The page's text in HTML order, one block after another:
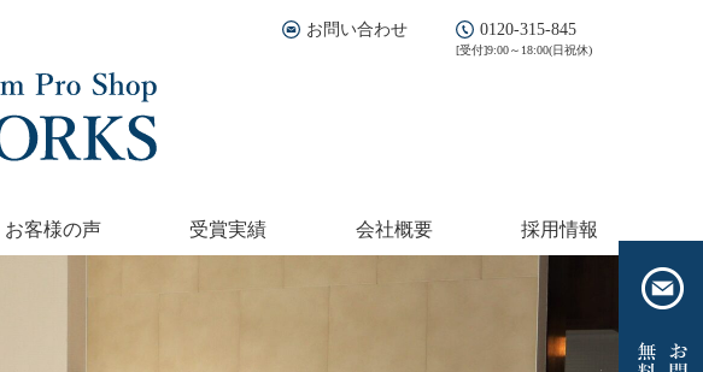
お問い合わせ 0120-315-845
[受付]9:00～18:00(日祝休)
お客様の声 受賞実績 会社概要 採用情報